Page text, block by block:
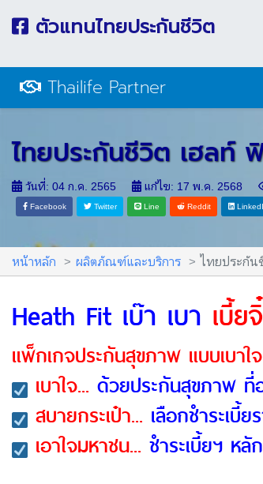
ตัวแทนไทยประกันชีวิต
Thailife Partner
ไทยประกันชีวิต เฮลท์
วันที่: 04 ก.ค. 2565 แก้ไข: 17 พ.ค. 2568
Facebook Twitter Line Reddit
หน้าหลัก ผลิตภัณฑ์และบริการ ไทยประกัน
Heath Fit เบ๊า เบา เบี้
แพ็กเกจประกันสุขภาพ แบบเบาใ
เบาใจ... ด้วยประกันสุขภาพ ที่
สบายกระเป๋า... เลือกชำระเบี้
เอาใจมหาชน... ชำระเบี้ยฯ ห